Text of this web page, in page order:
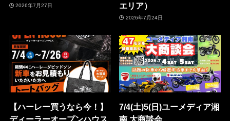
2026年7月27日
エリア）
2026年7月24日
【ハーレー買うなら今！】
ディーラーオープンハウス
7/4(土)5(日)ユーメディア湘
南 大商談会